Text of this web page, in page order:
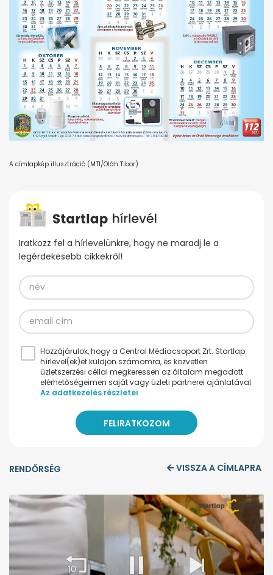
A címlapkép illusztráció (MTI/Oláh Tibor)
Iratkozz fel a hírlevelünkre, hogy ne maradj le a
legérdekesebb cikkekről!
Hozzájárulok, hogy a Central Médiacsoport Zrt. Startlap
hírlevel(ek)et küldjön számomra, és közvetlen
üzletszerzési céllal megkeressen az általam megadott
elérhetőségeimen saját vagy üzleti partnerei ajánlatával.
Az adatkezelés részletei
RENDŐRSÉG VISSZA A CÍMLAPRA